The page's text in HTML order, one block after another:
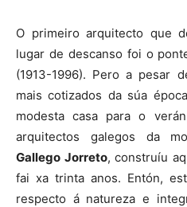
O primeiro arquitecto que
lugar de descanso foi o
(1913-1996). Pero a pesar
mais cotizados da súa
modesta casa para o
arquitectos galegos da
Gallego Jorreto, construíu
fai xa trinta anos. Entón,
respecto á natureza e